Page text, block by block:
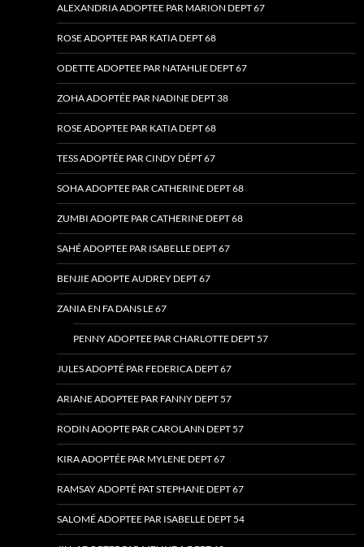
ALEXANDRIA ADOPTEE PAR MARION DEPT 67
ROSE ADOPTEE PAR KATIA DEPT 68
ODETTE ADOPTEE PAR NATAHLIE DEPT 67
ZOHA ADOPTÉE PAR NADINE DEPT 38
ROSE ADOPTEE PAR KATIA DEPT 68
TESS ADOPTÉE PAR CINDY DÉPT 67
SOHA ADOPTEE PAR CATHERINE DEPT 68
ZUMBI ADOPTE PAR CATHERINE DEPT 68
SAHÉ ADOPTEE PAR ISABELLE DEPT 67
BENJIE ADOPTE AUDREY DEPT 67
ZANIA EN FA DANS LE 67
PENNY ADOPTEE PAR CHARLOTTE DEPT 57
JULES ADOPTÉ PAR FEDERICA DEPT 67
ARIANE ADOPTEE PAR FANNY DEPT 57
RODIN ADOPTE PAR CAROLANN DEPT 57
KIRA ADOPTÉE PAR MYLENE DEPT 67
RAMSAY ADOPTÉ PAT STEPHANE DEPT 67
SALOMÉ ADOPTEE PAR ISABELLE DEPT 54